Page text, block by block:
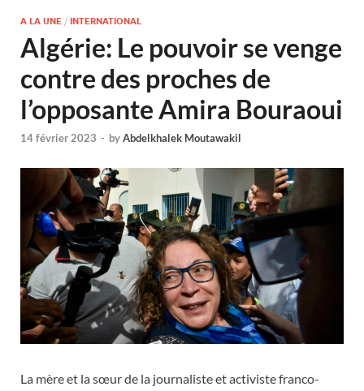
A LA UNE / INTERNATIONAL
Algérie: Le pouvoir se venge
contre des proches de
l’opposante Amira Bouraoui
14 février 2023 - byAbdelkhalek Moutawakil
La mère et la sœur de la journaliste et activiste franco-